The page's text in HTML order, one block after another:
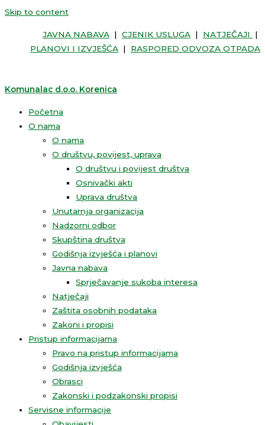
Skip to content
JAVNA NABAVA | CJENIK USLUGA | NATJEČAJI
|
PLANOVI I IZVJEŠĆA | RASPORED ODVOZA OTPADA
Komunalac d.o.o. Korenica
Početna
O nama
O nama
O društvu, povijest, uprava
O društvu i povijest društva
Osnivački akti
Uprava društva
Unutarnja organizacija
Nadzorni odbor
Skupština društva
Godišnja izvješća i planovi
Javna nabava
Sprječavanje sukoba interesa
Natječaji
Zaštita osobnih podataka
Zakoni i propisi
Pristup informacijama
Pravo na pristup informacijama
Godišnja izvješća
Obrasci
Zakonski i podzakonski propisi
Servisne informacije